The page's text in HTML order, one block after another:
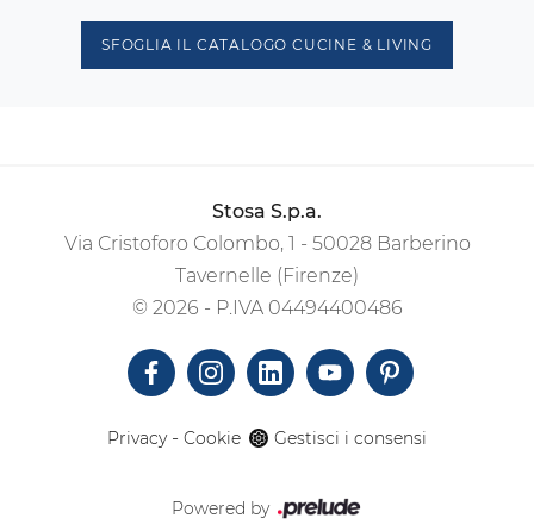
SFOGLIA IL CATALOGO CUCINE & LIVING
Stosa S.p.a.
Via Cristoforo Colombo, 1 - 50028 Barberino
Tavernelle (Firenze)
© 2026 - P.IVA 04494400486
Privacy- Cookie Gestisci i consensi
Powered by